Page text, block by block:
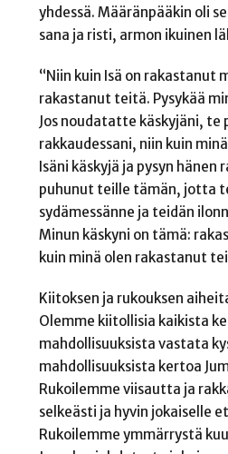
yhdessä. Määränpääkin oli
sana ja risti, armon ikuinen
“Niin kuin Isä on rakastanut
rakastanut teitä. Pysykää
Jos noudatatte käskyjäni, te
rakkaudessani, niin kuin
Isäni käskyjä ja pysyn hänen
puhunut teille tämän, jotta
sydämessänne ja teidän
Minun käskyni on tämä:
kuin minä olen rakastanut
Kiitoksen ja rukouksen
Olemme kiitollisia kaikista
mahdollisuuksista vastata
mahdollisuuksista kertoa
Rukoilemme viisautta ja
selkeästi ja hyvin jokaiselle
Rukoilemme ymmärrystä